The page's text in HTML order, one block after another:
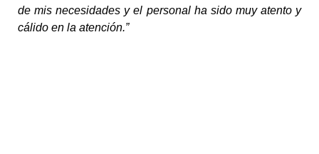
de mis necesidades y el personal ha sido muy atento y
cálido en la atención.”